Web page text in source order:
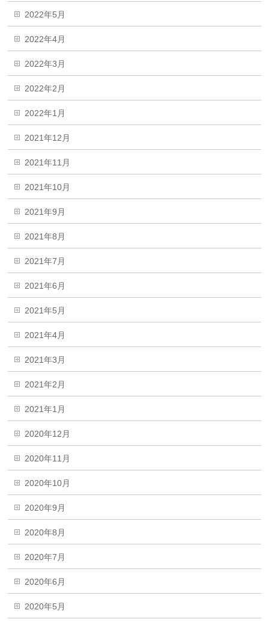
2022年5月
2022年4月
2022年3月
2022年2月
2022年1月
2021年12月
2021年11月
2021年10月
2021年9月
2021年8月
2021年7月
2021年6月
2021年5月
2021年4月
2021年3月
2021年2月
2021年1月
2020年12月
2020年11月
2020年10月
2020年9月
2020年8月
2020年7月
2020年6月
2020年5月